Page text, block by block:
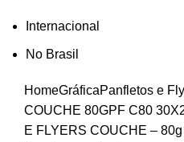
Internacional
No Brasil
HomeGráficaPanfletos e
COUCHE 80GPF C80
E FLYERS COUCHE –